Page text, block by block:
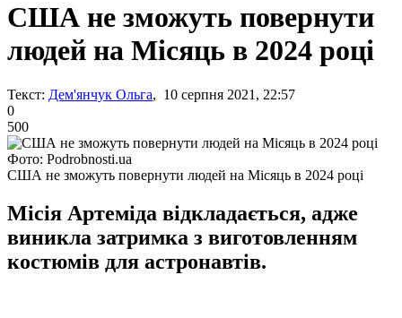
США не зможуть повернути
людей на Місяць в 2024 році
Текст: Дем'янчук Ольга, 10 серпня 2021, 22:57
0
500
Фото: Podrobnosti.ua
США не зможуть повернути людей на Місяць в 2024 році
Місія Артеміда відкладається, адже
виникла затримка з виготовленням
костюмів для астронавтів.